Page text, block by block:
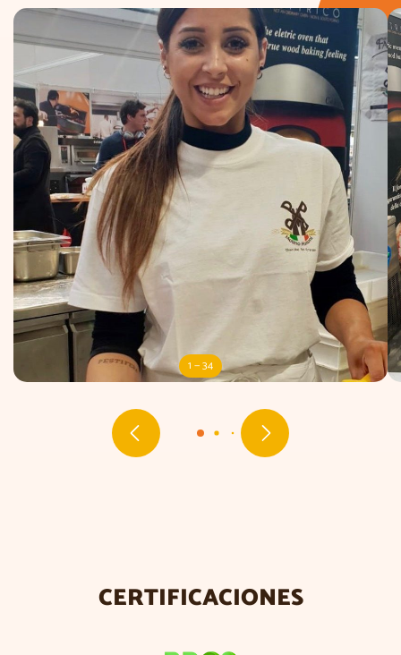
1 — 34
CERTIFICACIONES